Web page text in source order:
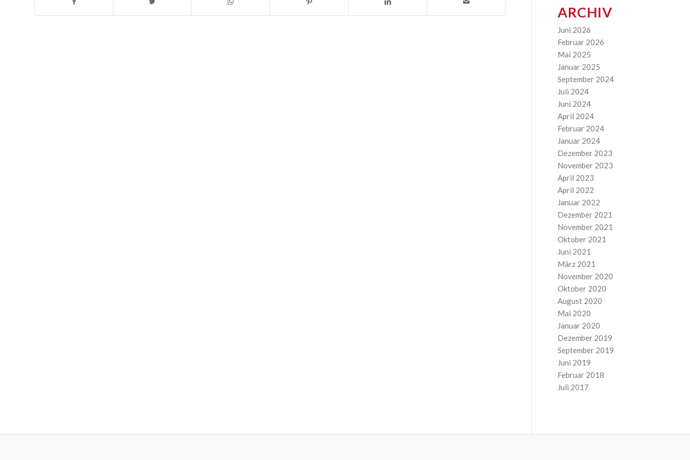
ARCHIV
Juni 2026
Februar 2026
Mai 2025
Januar 2025
September 2024
Juli 2024
Juni 2024
April 2024
Februar 2024
Januar 2024
Dezember 2023
November 2023
April 2023
April 2022
Januar 2022
Dezember 2021
November 2021
Oktober 2021
Juni 2021
März 2021
November 2020
Oktober 2020
August 2020
Mai 2020
Januar 2020
Dezember 2019
September 2019
Juni 2019
Februar 2018
Juli 2017